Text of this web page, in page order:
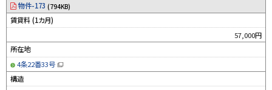
物件-173 (794KB)
賃貸料 (1カ月)
57,000円
所在地
4条22番33号
（
規
構造